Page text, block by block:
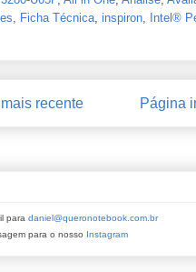
Ficha Técnica inspiron Intel®
recente Página
para daniel@queronotebook.com.br
para o nosso Instagram